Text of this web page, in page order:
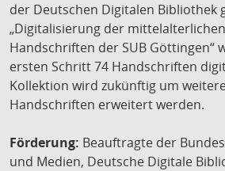
der Deutschen Digitalen Bibliothek
„Digitalisierung der
Handschriften der SUB Göttingen“
ersten Schritt 74 Handschriften
Kollektion wird zukünftig um
Handschriften erweitert werden.
Förderung: Beauftragte der
und Medien, Deutsche Digitale